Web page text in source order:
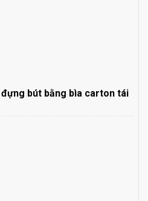
đựng bút bằng bìa carton tái